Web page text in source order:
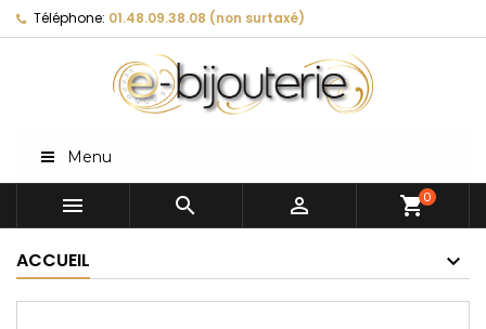
Téléphone: 01.48.09.38.08 (non surtaxé)
Menu
   shopping_cart0
ACCUEIL